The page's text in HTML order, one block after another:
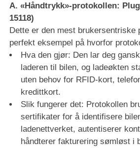
A. «Håndtrykk»-protokollen:
15118)
Dette er den mest brukersentriske
perfekt eksempel på hvorfor
Hva den gjør: Den lar deg
laderen til bilen, og ladeøkten
uten behov for RFID-kort,
kredittkort.
Slik fungerer det: Protokollen
sertifikater for å identifisere
ladenettverket, autentiserer
håndterer fakturering sømløst i